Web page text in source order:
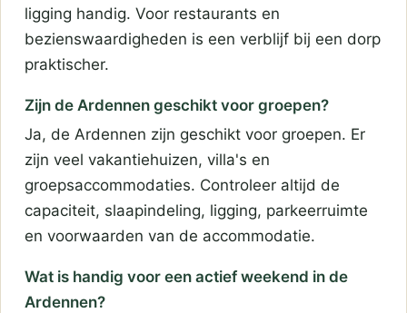
ligging handig. Voor restaurants en
bezienswaardigheden is een verblijf bij een dorp
praktischer.
Zijn de Ardennen geschikt voor groepen?
Ja, de Ardennen zijn geschikt voor groepen. Er
zijn veel vakantiehuizen, villa's en
groepsaccommodaties. Controleer altijd de
capaciteit, slaapindeling, ligging, parkeerruimte
en voorwaarden van de accommodatie.
Wat is handig voor een actief weekend in de
Ardennen?